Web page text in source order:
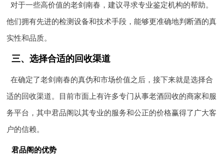
对于一些高价值的老剑南春，建议寻求专业鉴定机构的帮助。
他们拥有先进的检测设备和技术手段，能够更准确地判断酒的真
实性和品质。
三、选择合适的回收渠道
在确定了老剑南春的真伪和市场价值之后，接下来就是选择合
适的回收渠道。目前市面上有许多专门从事老酒回收的商家和服
务平台，其中君品阁以其专业的服务和公正的价格赢得了广大客
户的信赖。
君品阁的优势